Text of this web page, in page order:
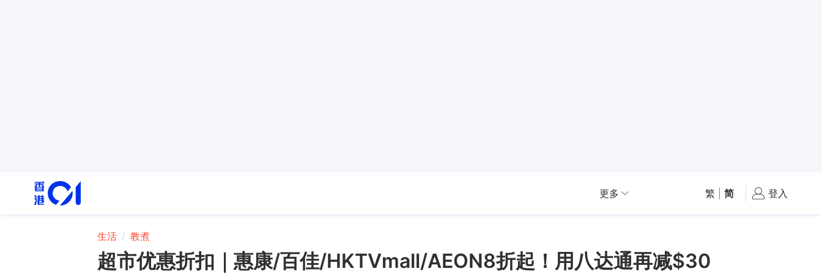
更多 繁 简 登入
生活 教煮
超市优惠折扣｜惠康/百佳/HKTVmall /AEON8折起！用八达通再减$30